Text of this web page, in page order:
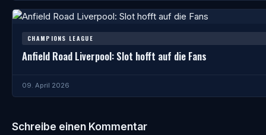
CHAMPIONS LEAGUE
Anfield Road Liverpool: Slot hofft auf die Fans
09. April 2026
Schreibe einen Kommentar